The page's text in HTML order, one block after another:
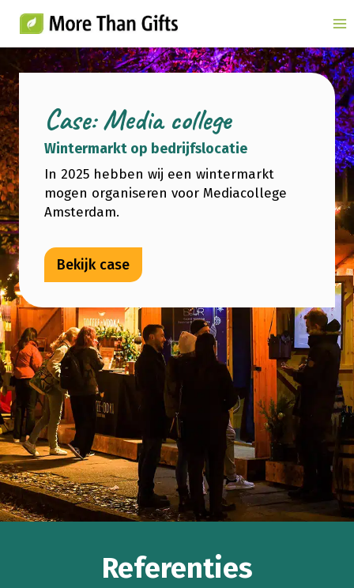
naar
inhoud
Case: Media college
Wintermarkt op bedrijfslocatie
In 2025 hebben wij een wintermarkt
mogen organiseren voor Mediacollege
Amsterdam.
Bekijk case
Referenties